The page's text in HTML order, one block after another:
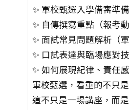
✨ 軍校甄選入學備審準
✨ 自傳撰寫重點（報考
✨ 面試常見問題解析（軍
✨ 口試表達與臨場應對
✨ 如何展現紀律、責任
軍校甄選，看重的不只
這不只是一場講座，而